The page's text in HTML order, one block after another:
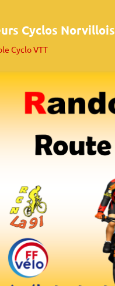
Cyclos Norvillois
Cyclo VTT